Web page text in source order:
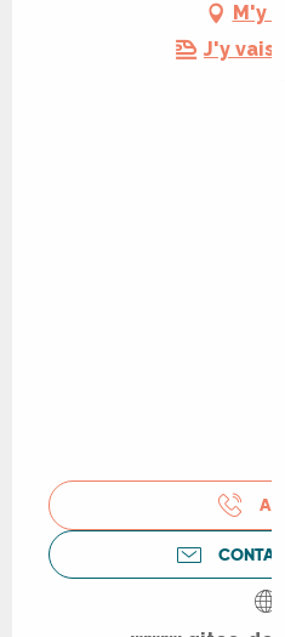
M'y
J'y vais